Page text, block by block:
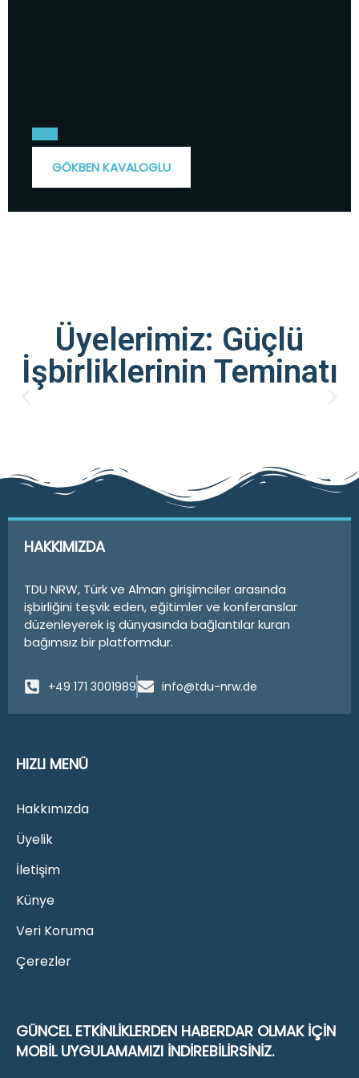
GÖKBEN KAVALOGLU
Üyelerimiz: Güçlü
İşbirliklerinin Teminatı
HAKKIMIZDA
TDU NRW, Türk ve Alman girişimciler arasında
işbirliğini teşvik eden, eğitimler ve konferanslar
düzenleyerek iş dünyasında bağlantılar kuran
bağımsız bir platformdur.
+49 171 3001989 info@tdu-nrw.de
HIZLI MENÜ
Hakkımızda
Üyelik
İletişim
Künye
Veri Koruma
Çerezler
GÜNCEL ETKINLIKLERDEN HABERDAR OLMAK IÇIN
MOBIL UYGULAMAMIZI INDIREBILIRSINIZ.